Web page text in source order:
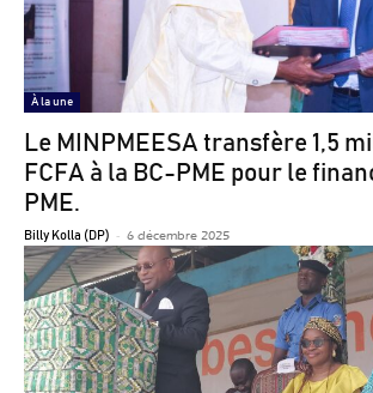
À la une
Le MINPMEESA transfère 1,5
FCFA à la BC-PME pour le
PME.
Billy Kolla (DP) - 6 décembre 2025